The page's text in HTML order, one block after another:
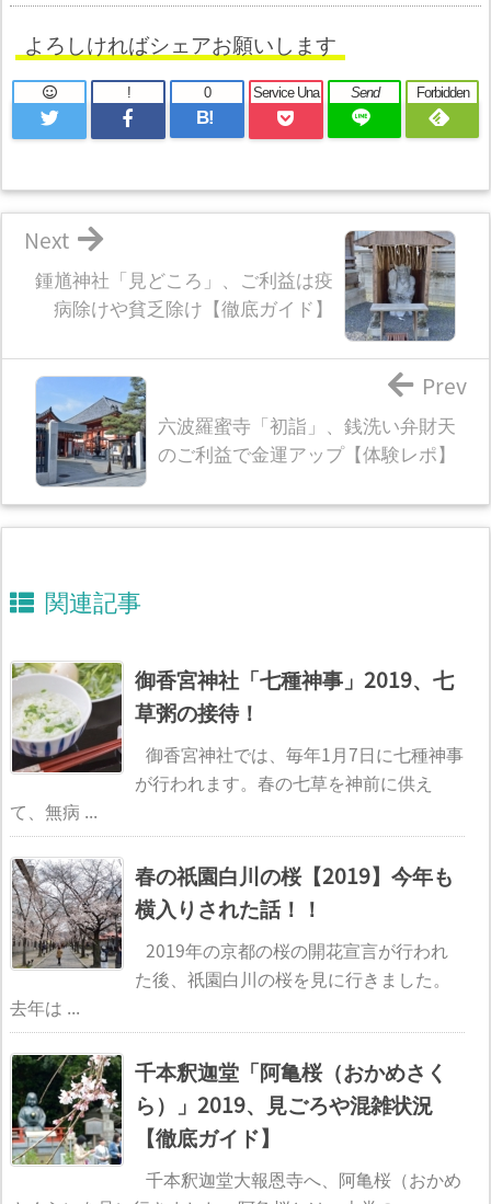
よろしければシェアお願いします
!
B!
0 Service Una Send Forbidden
鍾馗神社「見どころ」、ご利益は疫
病除けや貧乏除け【徹底ガイド】
Next
六波羅蜜寺「初詣」、銭洗い弁財天
のご利益で金運アップ【体験レポ】
Prev
関連記事
御香宮神社「七種神事」2019、七
草粥の接待！
御香宮神社では、毎年1月7日に七種神事
が行われます。春の七草を神前に供え
て、無病 ...
春の祇園白川の桜【2019】今年も
横入りされた話！！
2019年の京都の桜の開花宣言が行われ
た後、祇園白川の桜を見に行きました。
去年は ...
千本釈迦堂「阿亀桜（おかめさく
ら）」2019、見ごろや混雑状況
【徹底ガイド】
千本釈迦堂大報恩寺へ、阿亀桜（おかめ